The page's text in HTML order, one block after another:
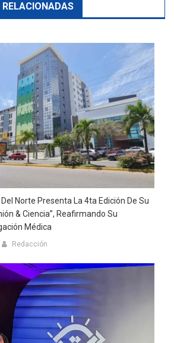
Norte Presenta La 4ta Edición De Su
& Ciencia”, Reafirmando Su
Médica
Redacción